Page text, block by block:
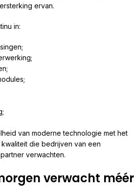
ervan.
in:
van moderne technologie met het
die bedrijven van een
verwachten.
verwacht méér